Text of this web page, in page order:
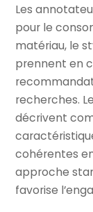
Les
pour le
matériau, le
prennent en
recherches.
décrivent
cohérentes
approche
favorise